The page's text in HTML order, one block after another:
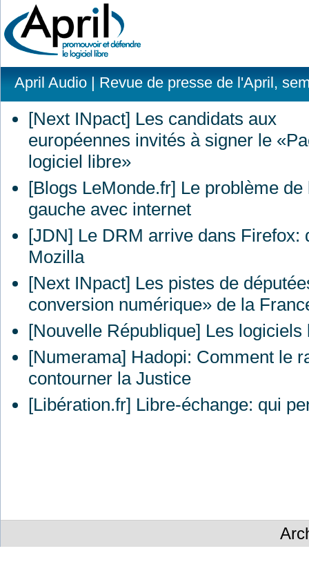
April Audio| Revue de presse de l'April,
[Next INpact] Les candidats aux
européennes invités à signer le
logiciel libre»
[Blogs LeMonde.fr] Le problème de
gauche avec internet
[JDN] Le DRM arrive dans Firefox:
Mozilla
[Next INpact] Les pistes de
conversion numérique» de la
[Nouvelle République] Les logiciels
[Numerama] Hadopi: Comment le
contourner la Justice
[Libération.fr] Libre-échange: qui